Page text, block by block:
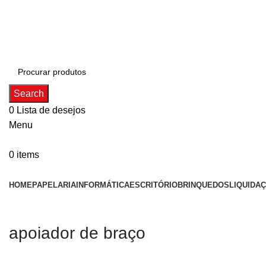
Search
0 Lista de desejos
Menu
0 items
HOMEPAPELARIA INFORMÁTICAESCRITÓRIOBRINQUEDOS
apoiador de braço